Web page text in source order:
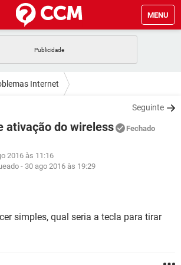
MENU
FACEBOOK
GMAIL
WHATSAPP
WHATSAPP
EXCEL
GMAIL
Internet
Seguinte
ativação do wireless Fechado
2016 às 11:16
- 30 ago 2016 às 19:29
simples, qual seria a tecla para tirar